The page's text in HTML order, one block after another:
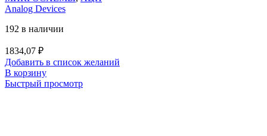
Analog Devices
192 в наличии
1834,07 ₽
Добавить в список желаний
В корзину
Быстрый просмотр